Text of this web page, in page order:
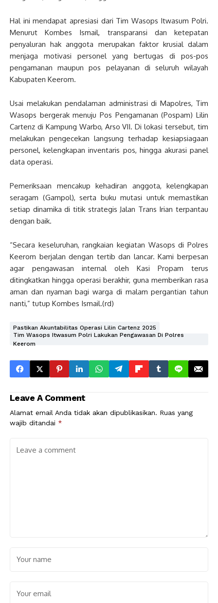
Hal ini mendapat apresiasi dari Tim Wasops Itwasum Polri.
Menurut Kombes Ismail, transparansi dan ketepatan
penyaluran hak anggota merupakan faktor krusial dalam
menjaga motivasi personel yang bertugas di pos-pos
pengamanan maupun pos pelayanan di seluruh wilayah
Kabupaten Keerom.
Usai melakukan pendalaman administrasi di Mapolres, Tim
Wasops bergerak menuju Pos Pengamanan (Pospam) Lilin
Cartenz di Kampung Warbo, Arso VII. Di lokasi tersebut, tim
melakukan pengecekan langsung terhadap kesiapsiagaan
personel, kelengkapan inventaris pos, hingga akurasi panel
data operasi.
Pemeriksaan mencakup kehadiran anggota, kelengkapan
seragam (Gampol), serta buku mutasi untuk memastikan
setiap dinamika di titik strategis Jalan Trans Irian terpantau
dengan baik.
“Secara keseluruhan, rangkaian kegiatan Wasops di Polres
Keerom berjalan dengan tertib dan lancar. Kami berpesan
agar pengawasan internal oleh Kasi Propam terus
ditingkatkan hingga operasi berakhir, guna memberikan rasa
aman dan nyaman bagi warga di malam pergantian tahun
nanti,” tutup Kombes Ismail.(rd)
Pastikan Akuntabilitas Operasi Lilin Cartenz 2025
Tim Wasops Itwasum Polri Lakukan Pengawasan Di Polres
Keerom
Leave A Comment
Alamat email Anda tidak akan dipublikasikan. Ruas yang
wajib ditandai *